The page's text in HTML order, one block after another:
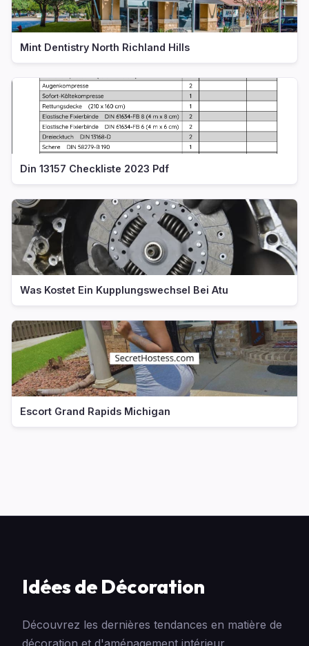
Mint Dentistry North Richland Hills
Din 13157 Checkliste 2023 Pdf
Was Kostet Ein Kupplungswechsel Bei Atu
Escort Grand Rapids Michigan
Idées de Décoration
Découvrez les dernières tendances en matière de